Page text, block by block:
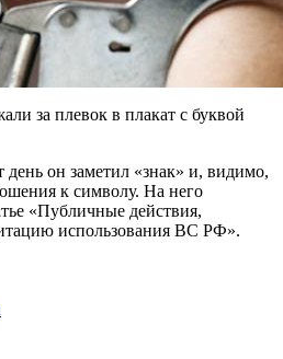
за плевок в плакат с буквой
день он заметил «знак» и, видимо,
к символу. На него
«Публичные действия,
использования ВС РФ».